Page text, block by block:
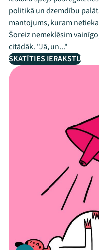
politikā un dzemdību
mantojums, kuram
Šoreiz nemeklēsim
citādāk. "Jā, un..."
SKATĪTIES IERAKSTU